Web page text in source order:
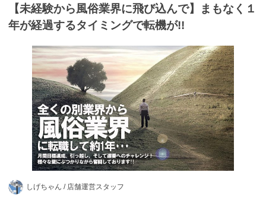
【未経験から風俗業界に飛び込んで】まもなく１
年が経過するタイミングで転機が!!
しげちゃん / 店舗運営スタッフ